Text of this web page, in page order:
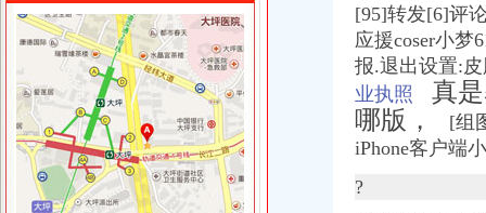
福利社
福利社的微博_腾讯微博
福利社
福利社_圈子_杭州19楼
福利社-苹果笔记本,iPhone,iPad,苹果正品购买,在这里有便宜的苹
品宝贝福利社|品宅男福利社天天更新！每日有福利,来找福利
[95]转发[6]评
应援coser小梦
报.退出设置:皮
业执照
真
哪版，
[组
iPhone客户端
?